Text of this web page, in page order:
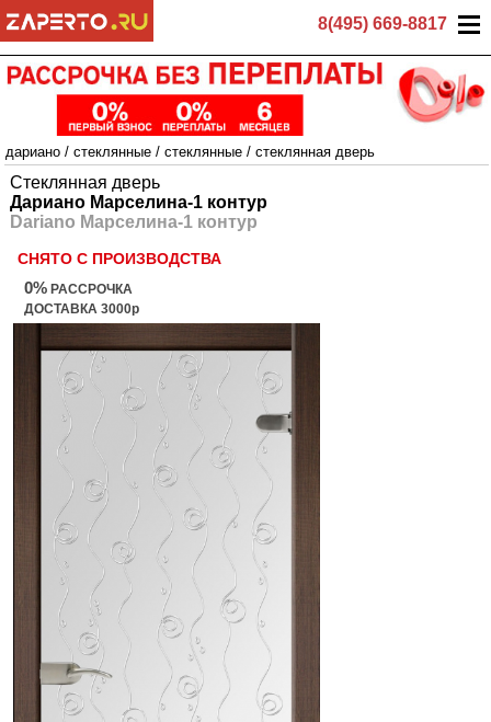
8(495) 669-8817
дариано / стеклянные / стеклянные / стеклянная дверь
Стеклянная дверь
Дариано Марселина-1 контур
Dariano Марселина-1 контур
СНЯТО С ПРОИЗВОДСТВА
0% РАССРОЧКА
ДОСТАВКА 3000р